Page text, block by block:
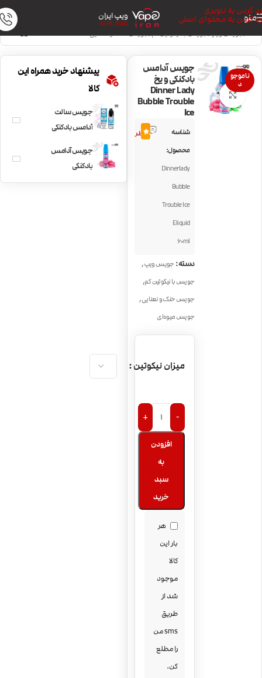
رد کردن به ناوبری
رد کردن به محتوای اصلی
منو ویپ ایران
VAPE IRAN
خانه/جویس ویپ/جویس با نیکوتین کم/جویس خنک و نعنایی
ناموجو
د
بزرگنمایی تصویر
جویس آدامس
بادکنکی و یخ
Dinner Lady
Bubble Trouble
Ice
شناسه
محصول:
Dinnerlady
Bubble
Trouble Ice
Eliquid
60ml
8
نظر4.9
دسته: جویس ویپ,
جویس با نیکوتین کم,
جویس خنک و نعنایی,
جویس میوه‌ای
میزان نیکوتین
-
+
افزودن
به
سبد
خرید
هر
بار این
کالا
موجود
شد از
طریق
sms من
را مطلع
کن.
پیشنهاد خرید همراه این
کالا
جویس سالت
آدامس بادکنکی
Bubble Gum Ice
جویس آدامس
بادکنکی
DinnerLady